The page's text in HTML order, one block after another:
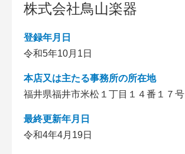
株式会社鳥山楽器
登録年月日
令和5年10月1日
本店又は主たる事務所の所在地
福井県福井市米松１丁目１４番１７号
最終更新年月日
令和4年4月19日